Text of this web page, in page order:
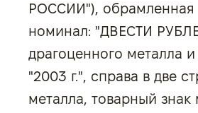
РОССИИ"), обрамленная
номинал: "ДВЕСТИ
драгоценного металла
"2003 г.", справа в две
металла, товарный